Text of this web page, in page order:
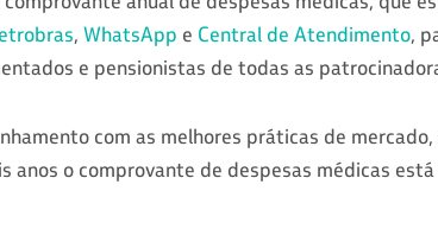
, WhatsApp e Central de Atendimento,
e pensionistas de todas as
com as melhores práticas de
anos o comprovante de despesas médicas